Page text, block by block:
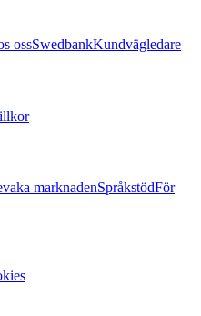
ossSwedbankKundvägledare
marknadenSpråkstödFör